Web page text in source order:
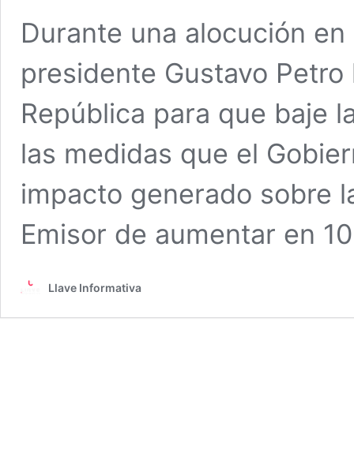
Durante una alocución
presidente Gustavo
República para que baje
las medidas que el
impacto generado sobre
Emisor de aumentar en
Llave Informativa